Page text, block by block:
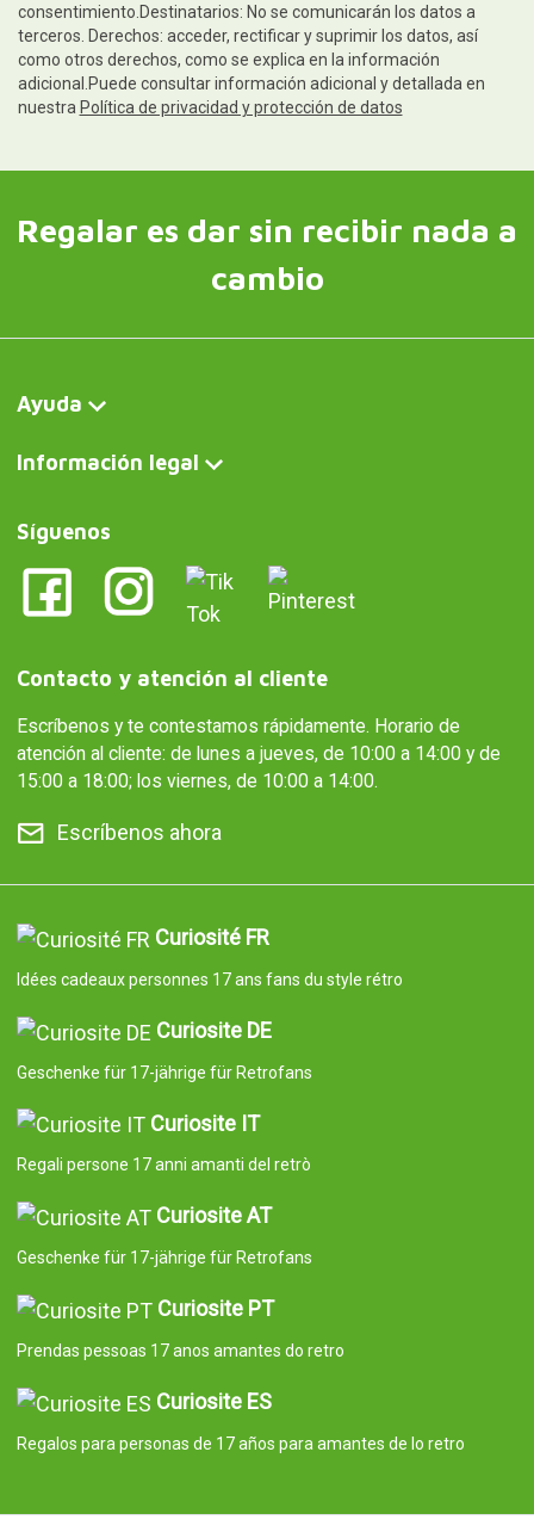
consentimiento.Destinatarios: No se comunicarán los datos a
terceros. Derechos: acceder, rectificar y suprimir los datos, así
como otros derechos, como se explica en la información
adicional.Puede consultar información adicional y detallada en
nuestra Política de privacidad y protección de datos
Regalar es dar sin recibir nada a
cambio
Ayuda
Información legal
Síguenos
Contacto y atención al cliente
Escríbenos y te contestamos rápidamente. Horario de
atención al cliente: de lunes a jueves, de 10:00 a 14:00 y de
15:00 a 18:00; los viernes, de 10:00 a 14:00.
Escríbenos ahora
Curiosité FR
Idées cadeaux personnes 17 ans fans du style rétro
Curiosite DE
Geschenke für 17-jährige für Retrofans
Curiosite IT
Regali persone 17 anni amanti del retrò
Curiosite AT
Geschenke für 17-jährige für Retrofans
Curiosite PT
Prendas pessoas 17 anos amantes do retro
Curiosite ES
Regalos para personas de 17 años para amantes de lo retro